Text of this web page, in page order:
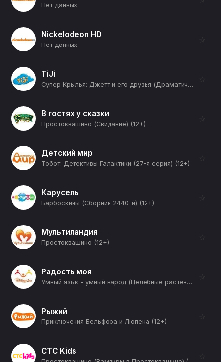
Нет данных
Nickelodeon HD
Нет данных
☆
TiJi
Супер Крылья: Джетт и его друзья (Драматический талант) (12+)
☆
В гостях у сказки
Простоквашино (Свидание) (12+)
☆
Детский мир
Тобот. Детективы Галактики (27-я серия) (12+)
☆
Карусель
Барбоскины (Сборник 2440-й) (12+)
☆
Мультиландия
Простоквашино (12+)
☆
Радость моя
Умный язык - умный народ (Целебные растения в русском языке) (12+)
☆
Рыжий
Приключения Бельфора и Люпена (12+)
☆
СТС Kids ☆